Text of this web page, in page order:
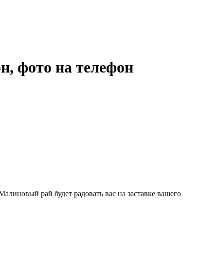
фото на телефон
рай будет радовать вас на заставке вашего